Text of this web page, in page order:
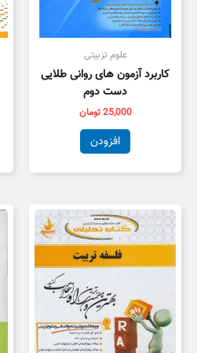
علوم تزبیتی
کاربرد آزمون های روانی طلایی
دست دوم
25,000تومان
افزودن